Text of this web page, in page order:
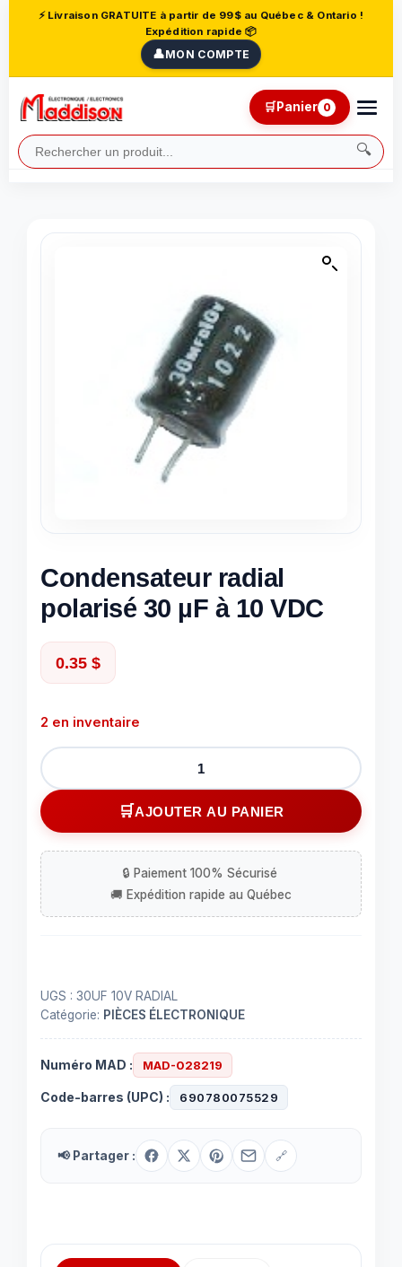
⚡ Livraison GRATUITE à partir de 99$ au Québec & Ontario !
Expédition rapide 📦
👤MON COMPTE
🔍
🛒Panier 0
Condensateur radial
polarisé 30 µF à 10 VDC
0.35 $
2 en inventaire
quantité
de
Condensateur
radial
polarisé
30
µF
à
AJOUTER AU PANIER
UGS : 30UF 10V RADIAL
Catégorie: PIÈCES ÉLECTRONIQUE
Numéro MAD : MAD-028219
Code-barres (UPC) : 690780075529
📢 Partager : 🔗